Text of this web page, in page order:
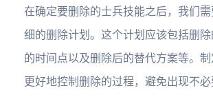
在确定要删除的士兵技能之后，我们
细的删除计划。这个计划应该包括删
的时间点以及删除后的替代方案等。
更好地控制删除的过程，避免出现不必